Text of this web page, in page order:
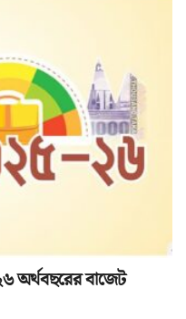
অর্থবছরের বাজেট